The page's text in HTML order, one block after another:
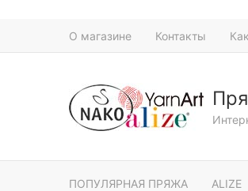
О магазине Контакты
ПОПУЛЯРНАЯ ПРЯЖА ALIZE